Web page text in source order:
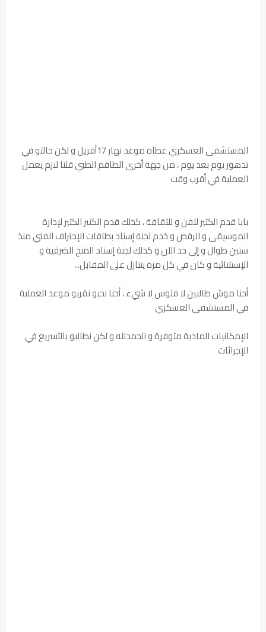
المستشفى العسكري عطاه موعد نهار 17أفريل و لكن حالتو في
تدهور يوم بعد يوم ، من جهة أخرى الطاقم الطبي قلنا لازم يعمل
العملية في أقرب وقت
بابا قدم الكثير للفن و للثقافة ، كذلك قدم الكثير الكثير لإدارة
الموسيقى و الرقص و خدم لجنة إسناد بطاقات الإحتراف الفني منذ
سنين طوال و إلى حد الآن و كذلك لجنة إسناد المنح الضرفية و
الإستثنائية و كان في كل مرة يتنازل على المقابل...
أحنا موش طالبين لا فلوس لا شيء ، أحنا نحبو نقربو موعد العملية
في المستشفى العسكري
الإمكانيات المادية متوفرة و الحمدلله و لكن نطالبو بالتسريع في
الإجرائات